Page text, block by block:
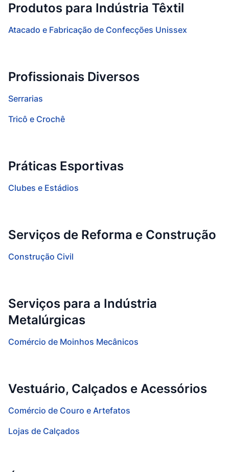
Produtos para Indústria Têxtil
Atacado e Fabricação de Confecções Unissex
Profissionais Diversos
Serrarias
Tricô e Crochê
Práticas Esportivas
Clubes e Estádios
Serviços de Reforma e Construção
Construção Civil
Serviços para a Indústria
Metalúrgicas
Comércio de Moinhos Mecânicos
Vestuário, Calçados e Acessórios
Comércio de Couro e Artefatos
Lojas de Calçados